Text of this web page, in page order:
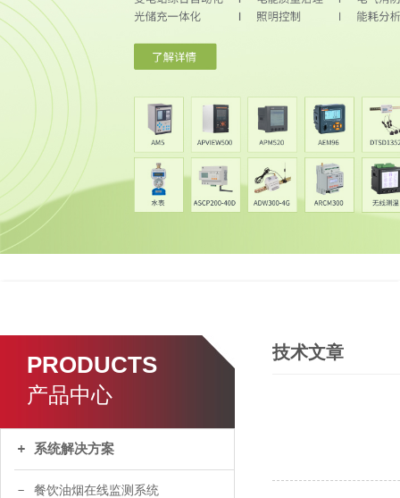
PRODUCTS
产品中心
系统解决方案
餐饮油烟在线监测系统
技术文章